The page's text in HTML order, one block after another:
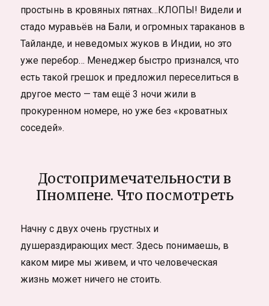
простынь в кровяных пятнах…КЛОПЫ! Видели и
стадо муравьёв на Бали, и огромных тараканов в
Тайланде, и неведомых жуков в Индии, но это
уже перебор… Менеджер быстро признался, что
есть такой грешок и предложил переселиться в
другое место — там ещё 3 ночи жили в
прокуренном номере, но уже без «кроватных
соседей».
Достопримечательности в
Пномпене. Что посмотреть
Начну с двух очень грустных и
душераздирающих мест. Здесь понимаешь, в
каком мире мы живем, и что человеческая
жизнь может ничего не стоить.